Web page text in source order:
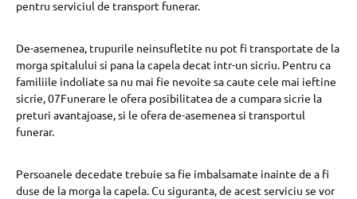
pentru serviciul de transport funerar.
De-asemenea, trupurile neinsufletite nu pot fi transportate de la
morga spitalului si pana la capela decat intr-un sicriu. Pentru ca
familiile indoliate sa nu mai fie nevoite sa caute cele mai ieftine
sicrie, 07Funerare le ofera posibilitatea de a cumpara sicrie la
preturi avantajoase, si le ofera de-asemenea si transportul
funerar.
Persoanele decedate trebuie sa fie imbalsamate inainte de a fi
duse de la morga la capela. Cu siguranta, de acest serviciu se vor